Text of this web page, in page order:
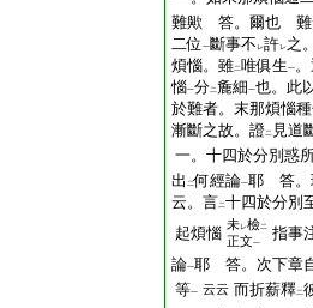
難歟 答。爾也 難
二位 一斷事不 レ許レ之
煩惱。雖二唯俱生一
惱一分二麁細一也。此
於難者。末那煩惱
漸斷之故。證二 見道
一。十四於分別惑
出 二何經論一耶 答。
云。言二十四於分別
起煩惱 未レ檢二
正文一
指事
論一耶 答。次下章
等一 云云 而折薪釋二